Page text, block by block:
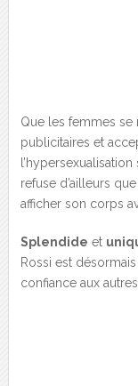
Que les femmes se
publicitaires et
refuse d’ailleurs
afficher son corps
Splendide et
Rossi est
confiance aux autres.